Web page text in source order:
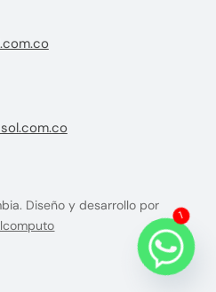
Diseño y desarrollo por
1